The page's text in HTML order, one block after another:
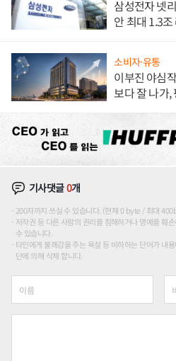
삼성전자 넷
안 최대 1.3
소비자·유통
이부진 야심
보다 잘 나가,
기사댓글0개
200자까지 쓰실 수 있습니다. (현재 0 byte / 최대
저작권 등 다른 사람의 권리를 침해하거나 명예를 훼
수 있습니다.
타인에게 불쾌감을 주는 욕설 등 비하하는 단어가 내
단에 의해 삭제 합니다.